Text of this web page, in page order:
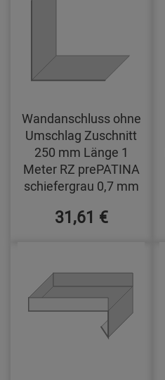
Wandanschluss ohne
Umschlag Zuschnitt
250 mm Länge 1
Meter RZ prePATINA
schiefergrau 0,7 mm
31,61 €